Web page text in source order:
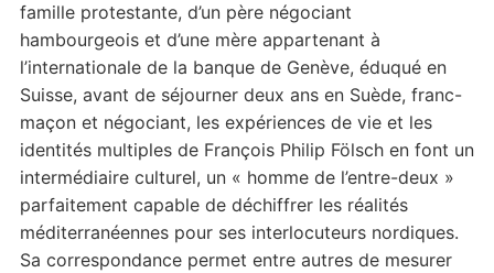
famille protestante, d’un père négociant
hambourgeois et d’une mère appartenant à
l’internationale de la banque de Genève, éduqué en
Suisse, avant de séjourner deux ans en Suède, franc-
maçon et négociant, les expériences de vie et les
identités multiples de François Philip Fölsch en font un
intermédiaire culturel, un « homme de l’entre-deux »
parfaitement capable de déchiffrer les réalités
méditerranéennes pour ses interlocuteurs nordiques.
Sa correspondance permet entre autres de mesurer